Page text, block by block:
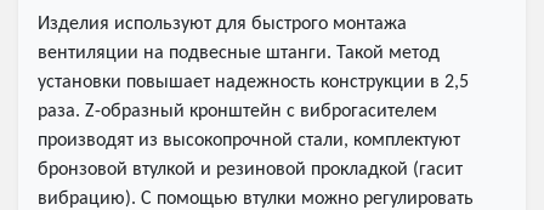
Изделия используют для быстрого монтажа
вентиляции на подвесные штанги. Такой метод
установки повышает надежность конструкции в 2,5
раза. Z-образный кронштейн с виброгасителем
производят из высокопрочной стали, комплектуют
бронзовой втулкой и резиновой прокладкой (гасит
вибрацию). С помощью втулки можно регулировать